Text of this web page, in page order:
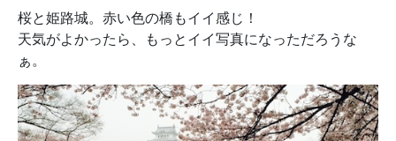
桜と姫路城。赤い色の橋もイイ感じ！
天気がよかったら、もっとイイ写真になっただろうな
ぁ。